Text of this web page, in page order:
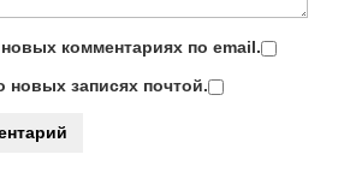
комментариях по email.
новых записях почтой.